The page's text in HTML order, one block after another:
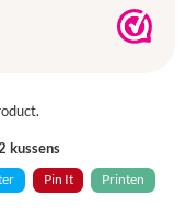
kussens
Pin It Printen